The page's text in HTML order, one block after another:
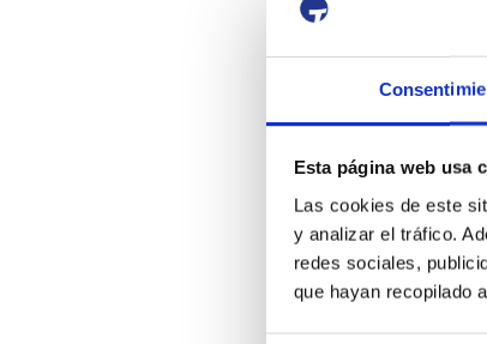
Esta página web usa
Las cookies de este
y analizar el tráfico.
redes sociales,
que hayan recopilado